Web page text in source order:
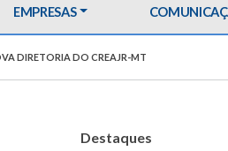
EMPRESAS
DIRETORIA DO CREAJR-MT
Destaques